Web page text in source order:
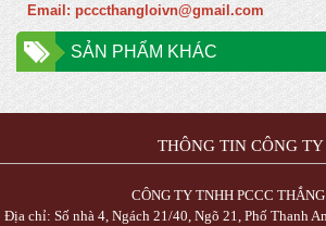
Email: pcccthangloivn@gmail.com
SẢN PHẨM KHÁC
THÔNG TIN CÔNG TY
CÔNG TY TNHH PCCC
Địa chỉ: Số nhà 4, Ngách 21/40, Ngõ 21, Phố Thanh